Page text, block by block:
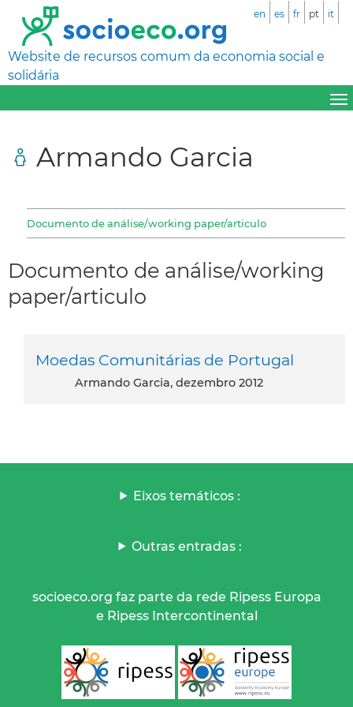
Website de recursos comum da economia social e
solidária
en es fr pt it
Armando Garcia
Documento de análise/working paper/articulo
Documento de análise/working
paper/articulo
Moedas Comunitárias de Portugal
Armando Garcia, dezembro 2012
Eixos temáticos :
Outras entradas :
socioeco.org faz parte da rede Ripess Europa
e Ripess Intercontinental